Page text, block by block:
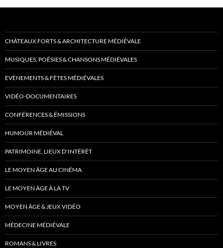
CHÂTEAUX FORTS & ARCHITECTURE MÉDIÉVALE
MUSIQUES, POÉSIES & CHANSONS MÉDIÉVALES
EVÈNEMENTS & FÊTES MÉDIÉVALES
VIDÉO-DOCUMENTAIRES
CONFÉRENCES & ÉMISSIONS
HUMOUR MÉDIÉVAL
PATRIMOINE, LIEUX D’INTÉRÊT
LE MOYEN ÂGE AU CINÉMA
LE MOYEN ÂGE À LA TV
MOYEN ÂGE & JEUX VIDÉO
MÉDECINE MÉDIÉVALE
ROMANS & LIVRES